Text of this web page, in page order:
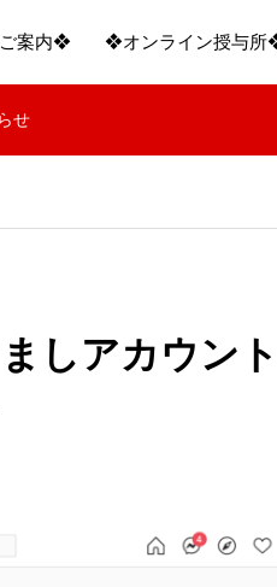
案内❖ ❖オンライン授与所
せ
しアカウン